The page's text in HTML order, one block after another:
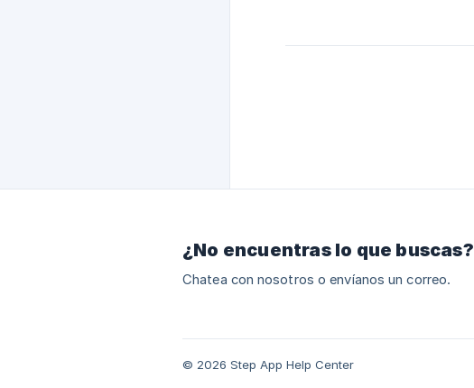
¿No encuentras lo que buscas?
Chatea con nosotros o envíanos un correo.
© 2026 Step App Help Center